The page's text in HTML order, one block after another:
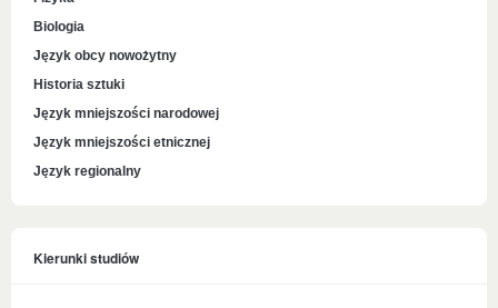
Biologia
Język obcy nowożytny
Historia sztuki
Język mniejszości narodowej
Język mniejszości etnicznej
Język regionalny
Kierunki studiów